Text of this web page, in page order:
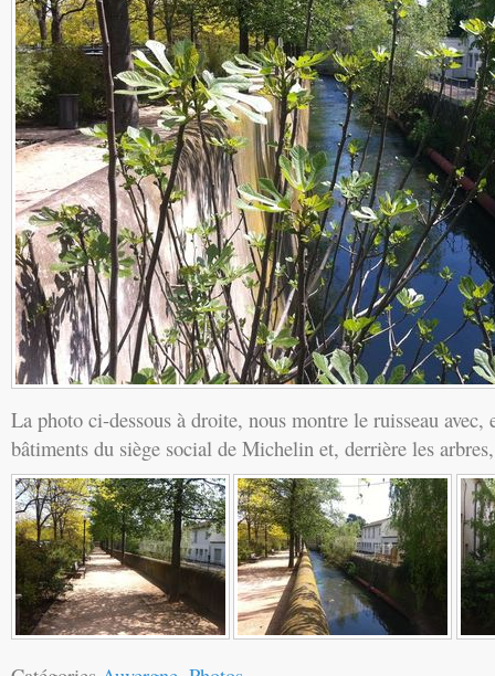
La photo ci-dessous à droite, nous montre le ruisseau avec,
bâtiments du siège social de Michelin et, derrière les